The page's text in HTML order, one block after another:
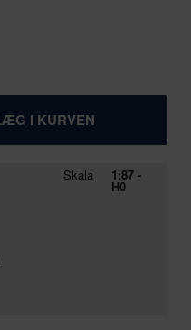
Skala 1:87 -
H0